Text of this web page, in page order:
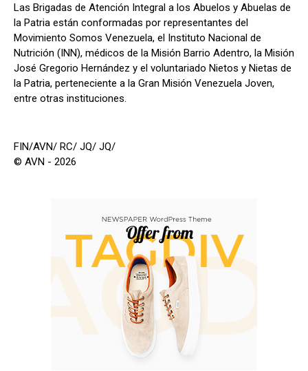
Las Brigadas de Atención Integral a los Abuelos y Abuelas de
la Patria están conformadas por representantes del
Movimiento Somos Venezuela, el Instituto Nacional de
Nutrición (INN), médicos de la Misión Barrio Adentro, la Misión
José Gregorio Hernández y el voluntariado Nietos y Nietas de
la Patria, perteneciente a la Gran Misión Venezuela Joven,
entre otras instituciones.
FIN/AVN/ RC/ JQ/ JQ/
© AVN - 2026